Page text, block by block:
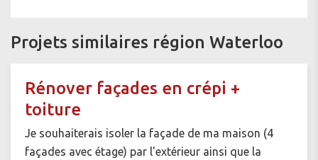
Projets similaires région Waterloo
Rénover façades en crépi +
toiture
Je souhaiterais isoler la façade de ma maison (4
façades avec étage) par l'extérieur ainsi que la